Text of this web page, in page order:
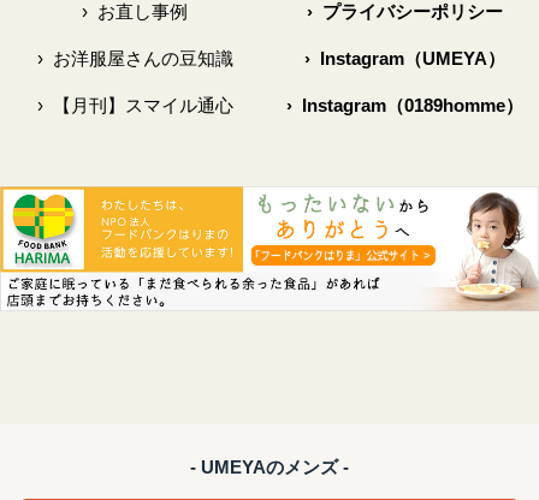
› お直し事例
›お洋服屋さんの豆知識
›【月刊】スマイル通心
›プライバシーポリシー
›Instagram（UMEYA）
›Instagram（0189homme）
- UMEYAのメンズ -